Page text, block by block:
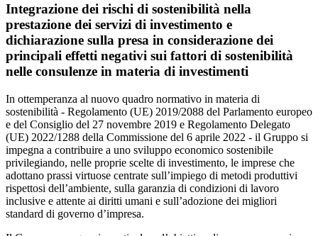
Integrazione dei rischi di sostenibilità nella
prestazione dei servizi di investimento e
dichiarazione sulla presa in considerazione dei
principali effetti negativi sui fattori di sostenibilità
nelle consulenze in materia di investimenti
In ottemperanza al nuovo quadro normativo in materia di
sostenibilità - Regolamento (UE) 2019/2088 del Parlamento europeo
e del Consiglio del 27 novembre 2019 e Regolamento Delegato
(UE) 2022/1288 della Commissione del 6 aprile 2022 - il Gruppo si
impegna a contribuire a uno sviluppo economico sostenibile
privilegiando, nelle proprie scelte di investimento, le imprese che
adottano prassi virtuose centrate sull’impiego di metodi produttivi
rispettosi dell’ambiente, sulla garanzia di condizioni di lavoro
inclusive e attente ai diritti umani e sull’adozione dei migliori
standard di governo d’impresa.